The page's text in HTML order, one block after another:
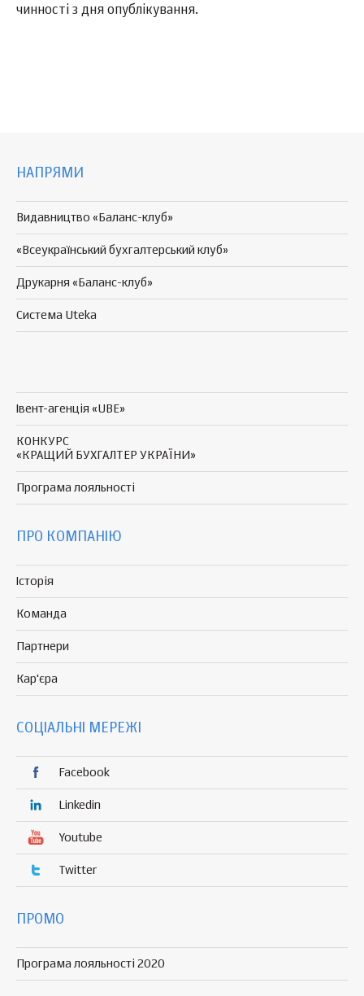
чинності з дня опублікування.
НАПРЯМИ
Видавництво «Баланс-клуб»
«Всеукраїнський бухгалтерський клуб»
Друкарня «Баланс-клуб»
Система Uteka
Івент-агенція «UBE»
КОНКУРС
«КРАЩИЙ БУХГАЛТЕР УКРАЇНИ»
Програма лояльності
ПРО КОМПАНІЮ
Історія
Команда
Партнери
Кар'єра
СОЦІАЛЬНІ МЕРЕЖІ
Facebook
Linkedin
Youtube
Twitter
ПРОМО
Програма лояльності 2020